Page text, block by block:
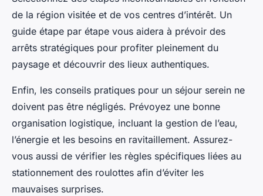
de la région visitée et de vos centres d’intérêt. Un
guide étape par étape vous aidera à prévoir des
arrêts stratégiques pour profiter pleinement du
paysage et découvrir des lieux authentiques.
Enfin, les conseils pratiques pour un séjour serein ne
doivent pas être négligés. Prévoyez une bonne
organisation logistique, incluant la gestion de l’eau,
l’énergie et les besoins en ravitaillement. Assurez-
vous aussi de vérifier les règles spécifiques liées au
stationnement des roulottes afin d’éviter les
mauvaises surprises.